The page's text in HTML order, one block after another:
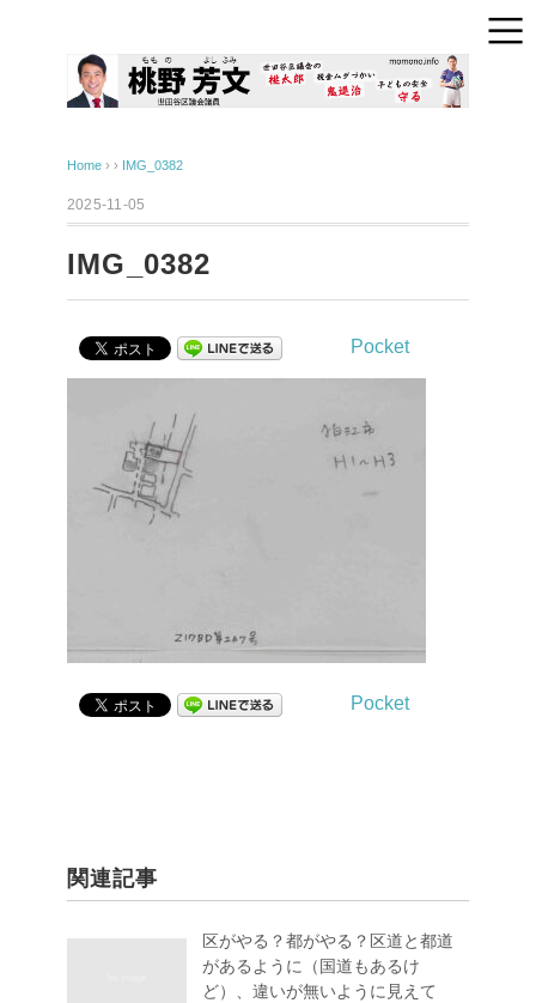
Home › › IMG_0382
2025-11-05
IMG_0382
Pocket
Pocket
関連記事
区がやる？都がやる？区道と都道
があるように（国道もあるけ
ど）、違いが無いように見えて